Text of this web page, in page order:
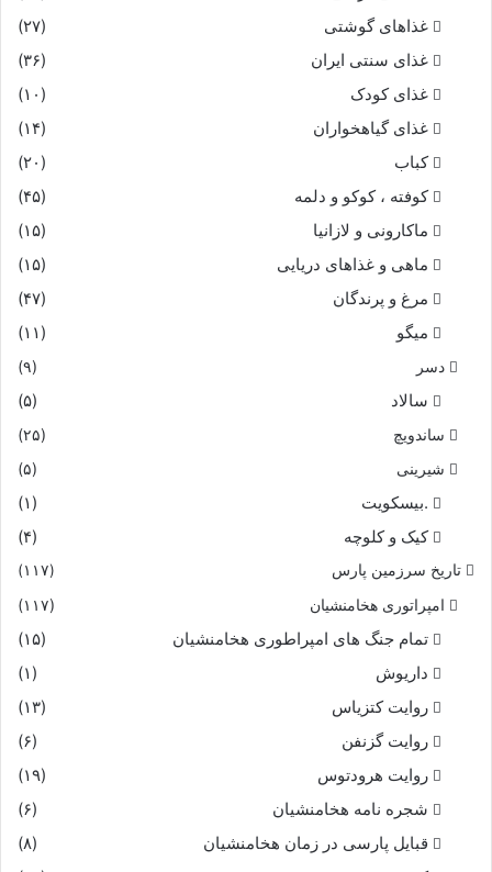
غذاهای گوشتی
(۲۷)
غذای سنتی ایران
(۳۶)
غذای کودک
(۱۰)
غذای گیاهخواران
(۱۴)
کباب
(۲۰)
کوفته ، کوکو و دلمه
(۴۵)
ماکارونی و لازانیا
(۱۵)
ماهی و غذاهای دریایی
(۱۵)
مرغ و پرندگان
(۴۷)
میگو
(۱۱)
دسر (۹)
سالاد (۵)
ساندویچ
(۲۵)
شیرینی
(۵)
.بیسکویت
(۱)
کیک و کلوچه
(۴)
تاریخ سرزمین پارس (۱۱۷)
امپراتوری هخامنشیان (۱۱۷)
تمام جنگ های امپراطوری هخامنشیان
(۱۵)
داریوش
(۱)
روایت کتزیاس
(۱۳)
روایت گزنفن
(۶)
روایت هرودتوس
(۱۹)
شجره نامه هخامنشیان
(۶)
قبایل پارسی در زمان هخامنشیان
(۸)